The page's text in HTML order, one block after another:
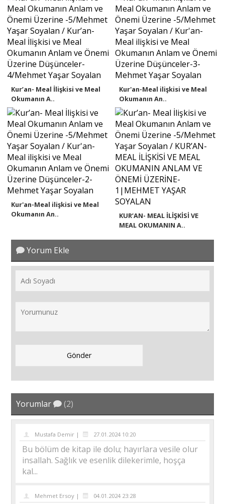
Kur’an- Meal İlişkisi ve Meal
Okumanın A..
Kur'an-Meal ilişkisi ve Meal
Okumanın An..
Kur'an-Meal ilişkisi ve Meal
Okumanın An..
KUR’AN- MEAL İLİŞKİSİ VE
MEAL OKUMANIN A..
Yorum Ekle
Yorumlar (2)
Mustafa Demir | 27.01.2024 10:20
Bu bölüm de kitap ile dolu; hayırlara vesile olur
insallah. Sağlık ve esenlik dilekerimle, hoşça
kal...
Mehmet Ersoy | 04.01.2024 23:28